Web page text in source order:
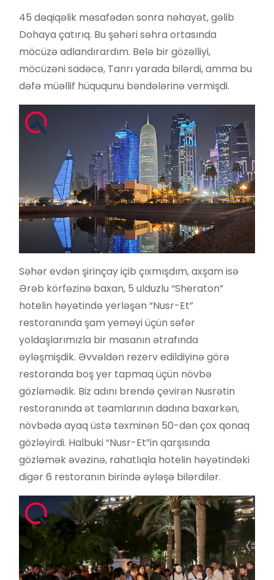
45 dəqiqəlik məsafədən sonra nəhayət, gəlib
Dohaya çatırıq. Bu şəhəri səhra ortasında
möcüzə adlandırardım. Belə bir gözəlliyi,
möcüzəni sadəcə, Tanrı yarada bilərdi, amma bu
dəfə müəllif hüququnu bəndələrinə vermişdi.
Səhər evdən şirinçay içib çıxmışdım, axşam isə
Ərəb körfəzinə baxan, 5 ulduzlu “Sheraton”
hotelin həyətində yerləşən “Nusr-Et”
restoranında şam yeməyi üçün səfər
yoldaşlarımızla bir masanın ətrafında
əyləşmişdik. Əvvəldən rezerv edildiyinə görə
restoranda boş yer tapmaq üçün növbə
gözləmədik. Biz adını brendə çevirən Nusrətin
restoranında ət təamlarının dadına baxarkən,
növbədə ayaq üstə təxminən 50-dən çox qonaq
gözləyirdi. Halbuki “Nusr-Et”in qarşısında
gözləmək əvəzinə, rahatlıqla hotelin həyətindəki
digər 6 restoranın birində əyləşə bilərdilər.